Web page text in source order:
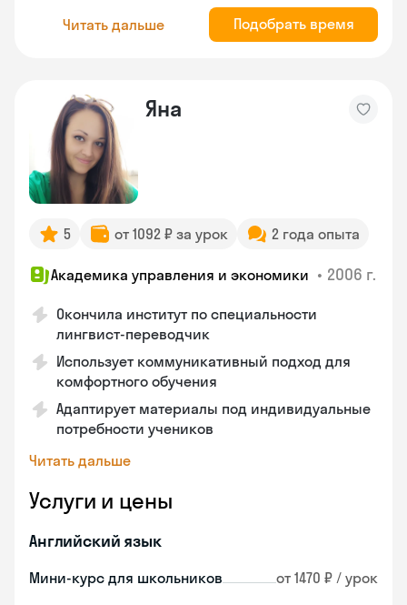
Читать дальше Подобрать время
Яна
5 от 1092 ₽ за урок 2 года опыта
Академика управления и экономики • 2006 г.
Окончила институт по специальности
лингвист-переводчик
Использует коммуникативный подход для
комфортного обучения
Адаптирует материалы под индивидуальные
потребности учеников
Читать дальше
Услуги и цены
Английский язык
Мини-курс для школьников от 1470 ₽ / урок